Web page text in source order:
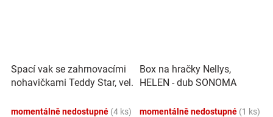
Spací vak se zahrnovacími
nohavičkami Teddy Star, vel.
momentálně nedostupné (4 ks)
Box na hračky Nellys,
HELEN - dub SONOMA
momentálně nedostupné (1 ks)